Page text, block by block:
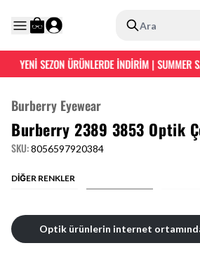
Ara
YENİ SEZON ÜRÜNLERDE İNDİRİM | SUMMER
Burberry Eyewear
Burberry 2389 3853 Optik
SKU:8056597920384
DİĞER RENKLER
Optik ürünlerin internet